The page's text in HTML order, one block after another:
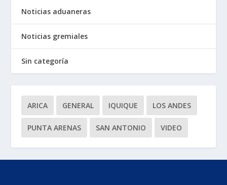
Noticias aduaneras
Noticias gremiales
Sin categoría
ARICA GENERAL IQUIQUE LOS ANDES
PUNTA ARENAS SAN ANTONIO VIDEO